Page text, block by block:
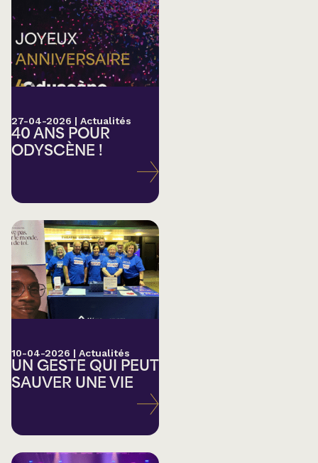
27-04-2026 | Actualités
40 ANS POUR
ODYSCÈNE !
10-04-2026 | Actualités
UN GESTE QUI PEUT
SAUVER UNE VIE